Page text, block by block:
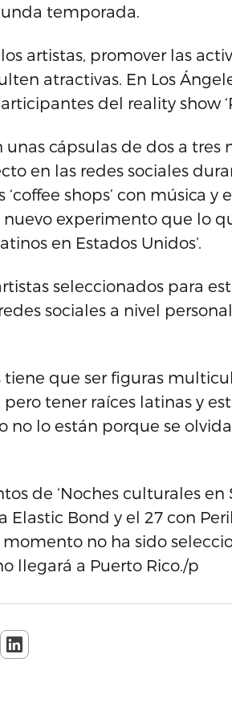
temporada.
los artistas, promover las
atractivas. En Los
del reality show
cápsulas de dos a tres
en las redes sociales
‘coffee shops’ con música
nuevo experimento que lo
en Estados Unidos’.
seleccionados para
sociales a nivel
tiene que ser figuras
tener raíces latinas y
no lo están porque se
de ‘Noches culturales
Bond y el 27 con
no ha sido
llegará a Puerto Rico./p